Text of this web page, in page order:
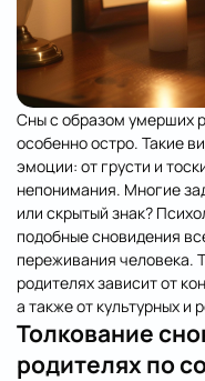
Сны с образом умерших
особенно остро. Такие
эмоции: от грусти и
непонимания. Многие
или скрытый знак?
подобные сновидения
переживания человека.
родителях зависит от
а также от культурных и
Толкование
родителях по